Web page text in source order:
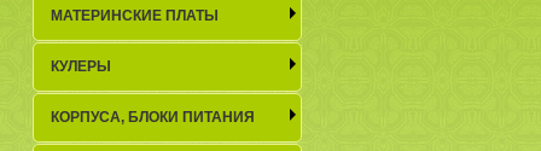
МАТЕРИНСКИЕ ПЛАТЫ
КУЛЕРЫ
КОРПУСА, БЛОКИ ПИТАНИЯ